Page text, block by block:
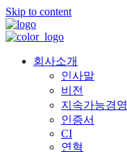
Skip to content
회사소개
인사말
비전
지속가능경영
인증서
CI
연혁